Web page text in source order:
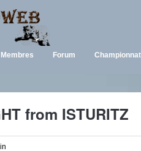
Membres Forum
from ISTURITZ